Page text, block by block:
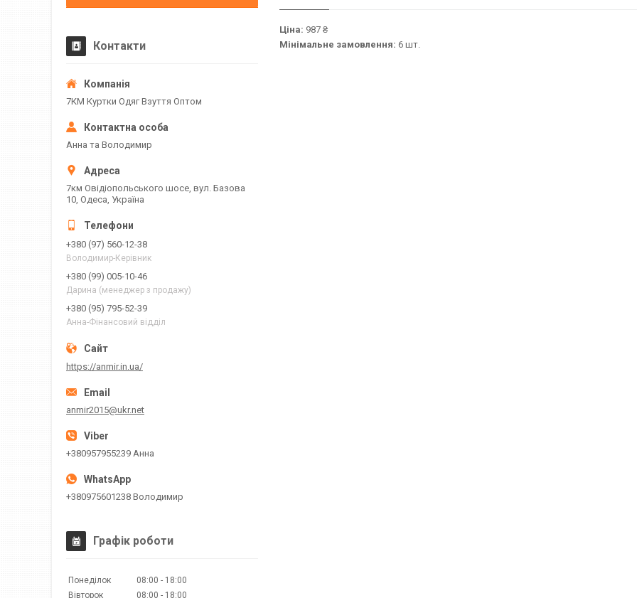
Ціна: 987 ₴
Мінімальне замовлення: 6 шт.
Контакти
7КМ Куртки Одяг Взуття Оптом
Анна та Володимир
7км Овідіопольського шосе, вул. Базова
10, Одеса, Україна
+380 (97) 560-12-38
Володимир-Керівник
+380 (99) 005-10-46
Дарина (менеджер з продажу)
+380 (95) 795-52-39
Анна-Фінансовий відділ
https://anmir.in.ua/
anmir2015@ukr.net
+380957955239 Анна
+380975601238 Володимир
Графік роботи
Понеділок 08:00
18:00
Вівторок
08:00 18:00